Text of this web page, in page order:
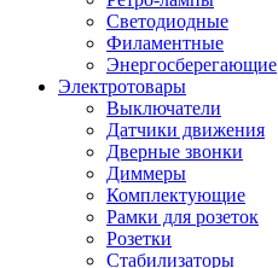
Светодиодные
Филаментные
Энергосберегающие
Электротовары
Выключатели
Датчики движения
Дверные звонки
Диммеры
Комплектующие
Рамки для розеток
Розетки
Стабилизаторы